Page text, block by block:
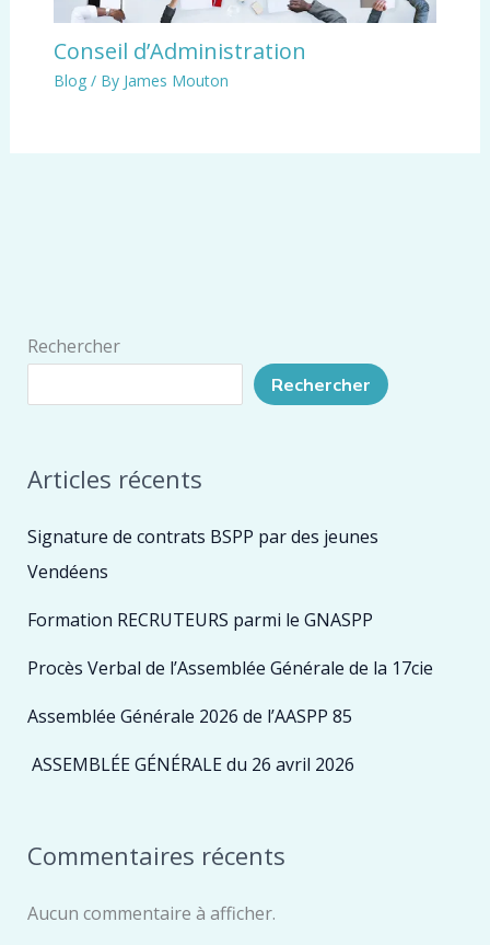
Conseil d’Administration
Blog/ By James Mouton
Rechercher
Rechercher
Articles récents
Signature de contrats BSPP par des jeunes
Vendéens
Formation RECRUTEURS parmi le GNASPP
Procès Verbal de l’Assemblée Générale de la 17cie
Assemblée Générale 2026 de l’AASPP 85
ASSEMBLÉE GÉNÉRALE du 26 avril 2026
Commentaires récents
Aucun commentaire à afficher.